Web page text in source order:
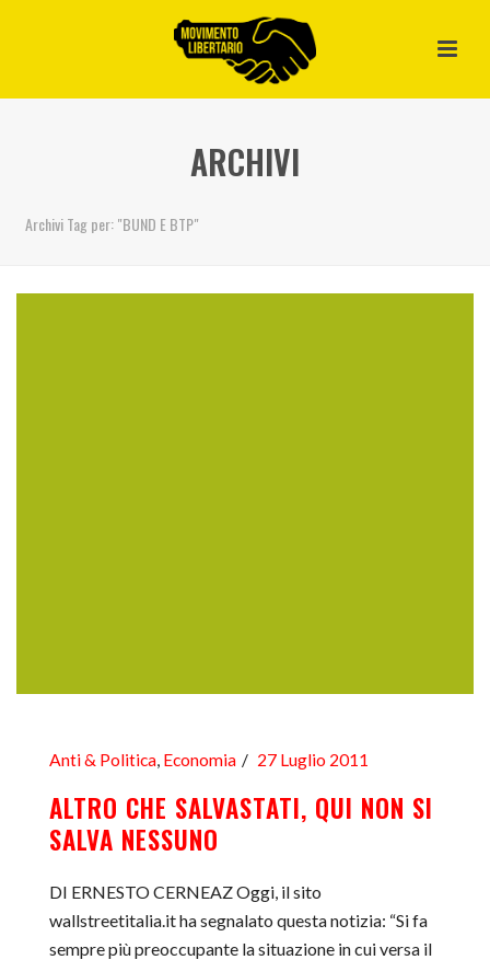
ARCHIVI
Archivi Tag per: "BUND E BTP"
Anti & Politica, Economia 27 Luglio 2011
ALTRO CHE SALVASTATI, QUI NON SI
SALVA NESSUNO
DI ERNESTO CERNEAZ Oggi, il sito
wallstreetitalia.it ha segnalato questa notizia: “Si fa
sempre più preoccupante la situazione in cui versa il